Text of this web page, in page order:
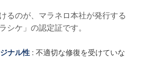
るのが、マラネロ本社が発行する
シケ」の認定証です。
ナル性 : 不適切な修復を受けていな